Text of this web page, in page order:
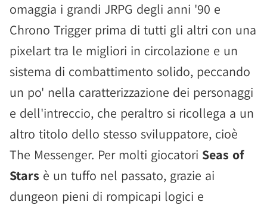
omaggia i grandi JRPG degli anni '90 e
Chrono Trigger prima di tutti gli altri con una
pixelart tra le migliori in circolazione e un
sistema di combattimento solido, peccando
un po' nella caratterizzazione dei personaggi
e dell'intreccio, che peraltro si ricollega a un
altro titolo dello stesso sviluppatore, cioè
The Messenger. Per molti giocatori Seas of
Stars è un tuffo nel passato, grazie ai
dungeon pieni di rompicapi logici e